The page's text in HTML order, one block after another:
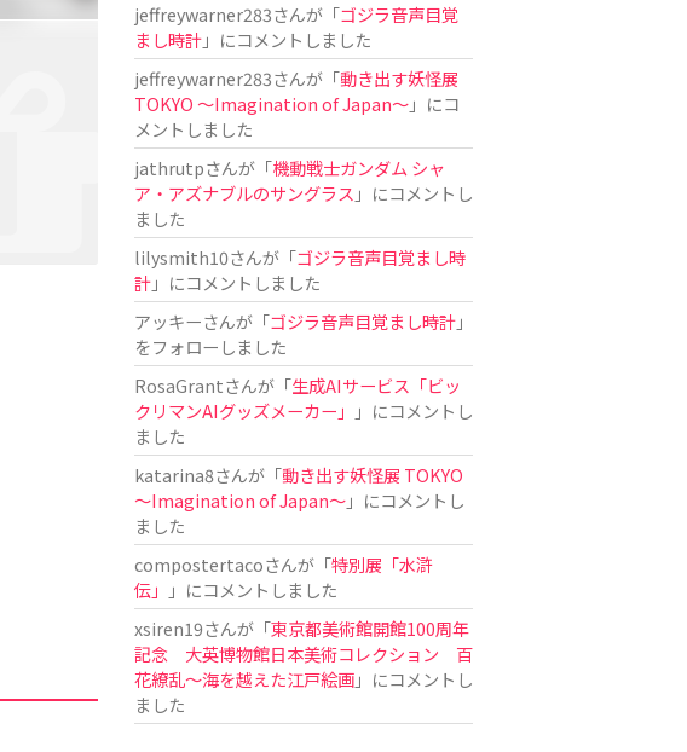
jeffreywarner283さんが「ゴジラ音声目覚
まし時計」にコメントしました
jeffreywarner283さんが「動き出す妖怪展
TOKYO 〜Imagination of Japan〜」にコ
メントしました
jathrutpさんが「機動戦士ガンダム シャ
ア・アズナブルのサングラス 」にコメントし
ました
lilysmith10さんが「ゴジラ音声目覚まし時
計」にコメントしました
アッキーさんが「ゴジラ音声目覚まし時計」
をフォローしました
RosaGrantさんが「生成AIサービス「ビッ
クリマンAIグッズメーカー」
」にコメントし
ました
katarina8さんが「動き出す妖怪展 TOKYO
〜Imagination of Japan〜」にコメントし
ました
compostertacoさんが「特別展「水滸
伝」
」にコメントしました
xsiren19さんが「東京都美術館開館100周年
記念 大英博物館日本美術コレクション 百
花繚乱～海を越えた江戸絵画」にコメントし
ました